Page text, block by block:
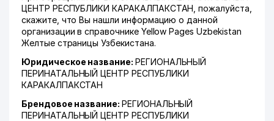
ЦЕНТР РЕСПУБЛИКИ КАРАКАЛПАКСТАН, пожалуйста,
скажите, что Вы нашли информацию о данной
организации в справочнике Yellow Pages Uzbekistan
Желтые страницы Узбекистана.
Юридическое название: РЕГИОНАЛЬНЫЙ
ПЕРИНАТАЛЬНЫЙ ЦЕНТР РЕСПУБЛИКИ
КАРАКАЛПАКСТАН
Брендовое название: РЕГИОНАЛЬНЫЙ
ПЕРИНАТАЛЬНЫЙ ЦЕНТР РЕСПУБЛИКИ